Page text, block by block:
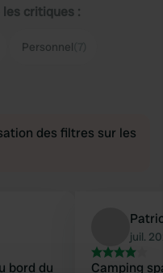
critiques :
Personnel
des filtres sur les
bord du
juil.
Camping